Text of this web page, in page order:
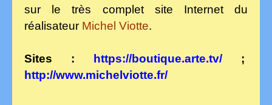
sur le très complet site Internet du
réalisateur Michel Viotte.
Sites : https://boutique.arte.tv/
;
http://www.michelviotte.fr/